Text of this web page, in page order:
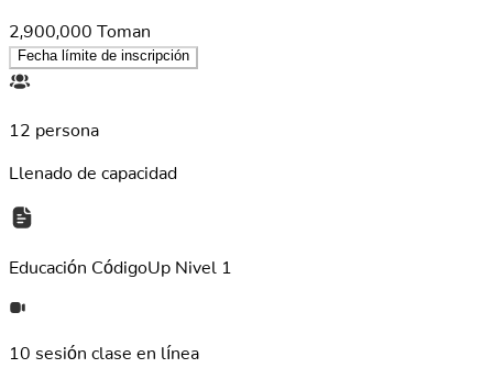
2,900,000 Toman
Fecha límite de inscripción
12 persona
Llenado de capacidad
Educación CódigoUp Nivel 1
10 sesión clase en línea